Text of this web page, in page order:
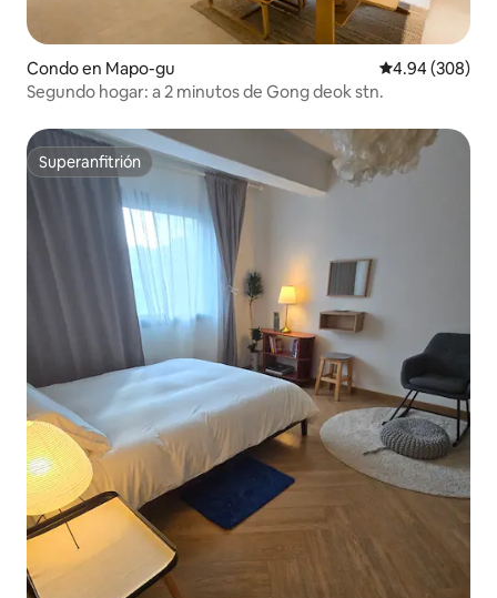
Condo en Mapo-gu Calificación
4.94 (308)
Segundo hogar: a 2 minutos de Gong deok stn.
Superanfitrión
Superanfitrión